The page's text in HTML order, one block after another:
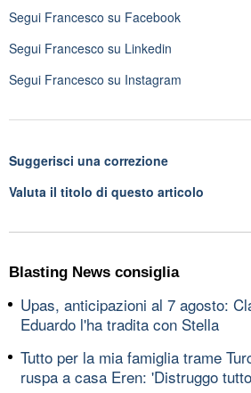
Segui Francesco su Facebook
Segui Francesco su Linkedin
Segui Francesco su Instagram
Suggerisci una correzione
Valuta il titolo di questo articolo
Blasting News consiglia
Upas, anticipazioni al 7 agosto:
Eduardo l'ha tradita con Stella
Tutto per la mia famiglia trame
ruspa a casa Eren: 'Distruggo